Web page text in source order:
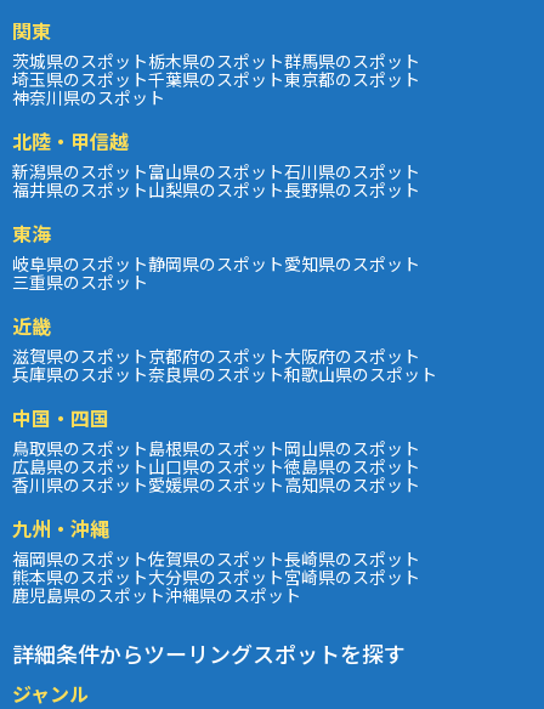
関東
茨城県のスポット栃木県のスポット群馬県のスポット
埼玉県のスポット千葉県のスポット東京都のスポット
神奈川県のスポット
北陸・甲信越
新潟県のスポット富山県のスポット石川県のスポット
福井県のスポット山梨県のスポット長野県のスポット
東海
岐阜県のスポット静岡県のスポット愛知県のスポット
三重県のスポット
近畿
滋賀県のスポット京都府のスポット大阪府のスポット
兵庫県のスポット奈良県のスポット和歌山県のスポット
中国・四国
鳥取県のスポット島根県のスポット岡山県のスポット
広島県のスポット山口県のスポット徳島県のスポット
香川県のスポット愛媛県のスポット高知県のスポット
九州・沖縄
福岡県のスポット佐賀県のスポット長崎県のスポット
熊本県のスポット大分県のスポット宮崎県のスポット
鹿児島県のスポット沖縄県のスポット
詳細条件からツーリングスポットを探す
ジャンル